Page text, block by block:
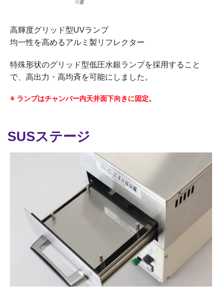
高輝度グリッド型UVランプ
均一性を高めるアルミ製リフレクター
特殊形状のグリッド型低圧水銀ランプを採用すること
で、高出力・高均斉を可能にしました。
※ ランプはチャンバー内天井面下向きに固定。
SUSステージ